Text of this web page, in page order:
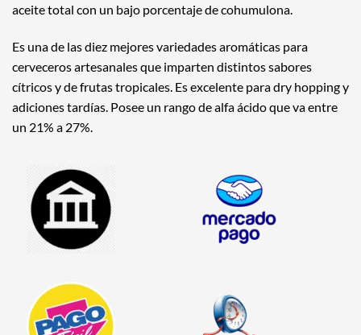
aceite total con un bajo porcentaje de cohumulona.
Es una de las diez mejores variedades aromáticas para
cerveceros artesanales que imparten distintos sabores
cítricos y de frutas tropicales. Es excelente para dry hopping y
adiciones tardías. Posee un rango de alfa ácido que va entre
un 21% a 27%.